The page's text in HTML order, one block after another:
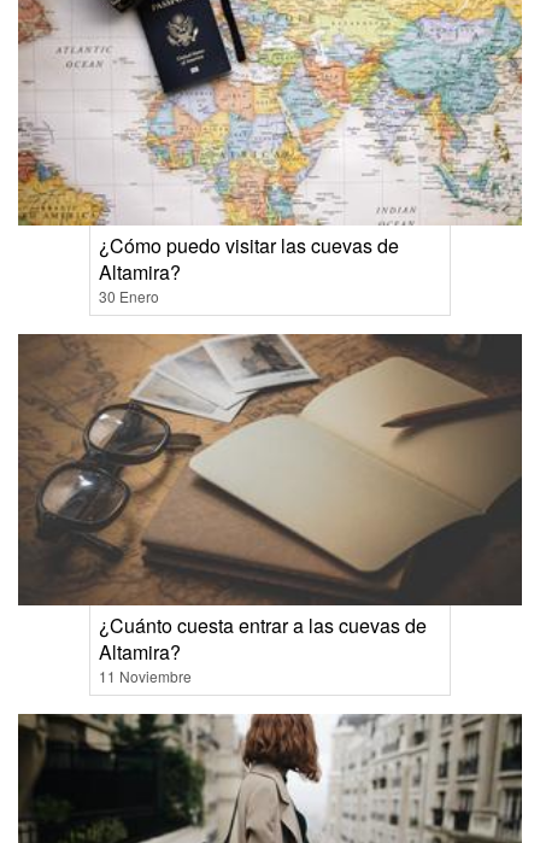
¿Cómo puedo visitar las cuevas de
Altamira?
30 Enero
¿Cuánto cuesta entrar a las cuevas de
Altamira?
11 Noviembre